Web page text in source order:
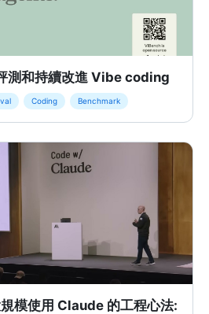
測和持續改進 Vibe coding
Coding Benchmark
模使用 Claude 的工程心法: